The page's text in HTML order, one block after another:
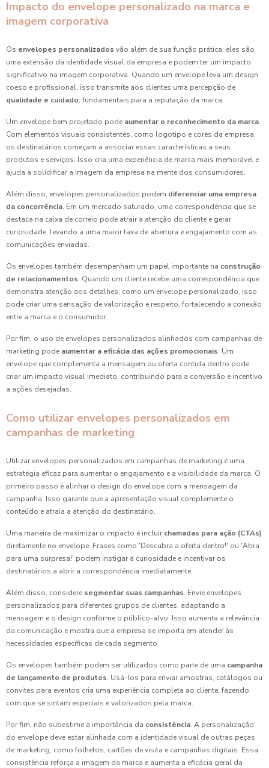
Impacto do envelope personalizado na marca e
imagem corporativa
Os envelopes personalizados vão além de sua função prática; eles são
uma extensão da identidade visual da empresa e podem ter um impacto
significativo na imagem corporativa. Quando um envelope leva um design
coeso e profissional, isso transmite aos clientes uma percepção de
qualidade e cuidado, fundamentais para a reputação da marca.
Um envelope bem projetado pode aumentar o reconhecimento da marca.
Com elementos visuais consistentes, como logotipo e cores da empresa,
os destinatários começam a associar essas características a seus
produtos e serviços. Isso cria uma experiência de marca mais memorável e
ajuda a solidificar a imagem da empresa na mente dos consumidores.
Além disso, envelopes personalizados podem diferenciar uma empresa
da concorrência. Em um mercado saturado, uma correspondência que se
destaca na caixa de correio pode atrair a atenção do cliente e gerar
curiosidade, levando a uma maior taxa de abertura e engajamento com as
comunicações enviadas.
Os envelopes também desempenham um papel importante na construção
de relacionamentos. Quando um cliente recebe uma correspondência que
demonstra atenção aos detalhes, como um envelope personalizado, isso
pode criar uma sensação de valorização e respeito, fortalecendo a conexão
entre a marca e o consumidor.
Por fim, o uso de envelopes personalizados alinhados com campanhas de
marketing pode aumentar a eficácia das ações promocionais. Um
envelope que complementa a mensagem ou oferta contida dentro pode
criar um impacto visual imediato, contribuindo para a conversão e incentivo
a ações desejadas.
Como utilizar envelopes personalizados em
campanhas de marketing
Utilizar envelopes personalizados em campanhas de marketing é uma
estratégia eficaz para aumentar o engajamento e a visibilidade da marca. O
primeiro passo é alinhar o design do envelope com a mensagem da
campanha. Isso garante que a apresentação visual complemente o
conteúdo e atraia a atenção do destinatário.
Uma maneira de maximizar o impacto é incluir chamadas para ação (CTAs)
diretamente no envelope. Frases como 'Descubra a oferta dentro!' ou 'Abra
para uma surpresa!' podem instigar a curiosidade e incentivar os
destinatários a abrir a correspondência imediatamente.
Além disso, considere segmentar suas campanhas. Envie envelopes
personalizados para diferentes grupos de clientes, adaptando a
mensagem e o design conforme o público-alvo. Isso aumenta a relevância
da comunicação e mostra que a empresa se importa em atender às
necessidades específicas de cada segmento.
Os envelopes também podem ser utilizados como parte de uma campanha
de lançamento de produtos. Usá-los para enviar amostras, catálogos ou
convites para eventos cria uma experiência completa ao cliente, fazendo
com que se sintam especiais e valorizados pela marca.
Por fim, não subestime a importância da consistência. A personalização
do envelope deve estar alinhada com a identidade visual de outras peças
de marketing, como folhetos, cartões de visita e campanhas digitais. Essa
consistência reforça a imagem da marca e aumenta a eficácia geral da